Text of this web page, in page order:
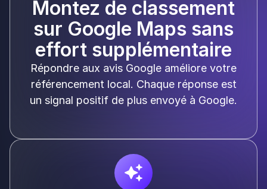
Montez de classement
sur Google Maps sans
effort supplémentaire
Répondre aux avis Google améliore votre
référencement local. Chaque réponse est
un signal positif de plus envoyé à Google.